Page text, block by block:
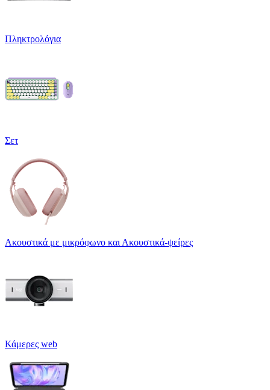
Πληκτρολόγια
Σετ
Ακουστικά με μικρόφωνο και Ακουστικά-ψείρες
Κάμερες web